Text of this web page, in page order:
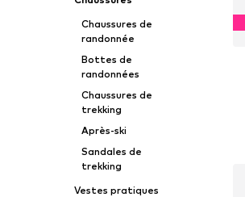
Chaussures de
randonnée
Bottes de
randonnées
Chaussures de
trekking
Après-ski
Sandales de
trekking
Vestes pratiques